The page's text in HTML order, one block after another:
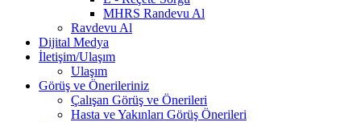
MHRS Randevu Al
Ravdevu Al
Dijital Medya
İletişim/Ulaşım
Ulaşım
Görüş ve Önerileriniz
Çalışan Görüş ve Önerileri
Hasta ve Yakınları Görüş Önerileri